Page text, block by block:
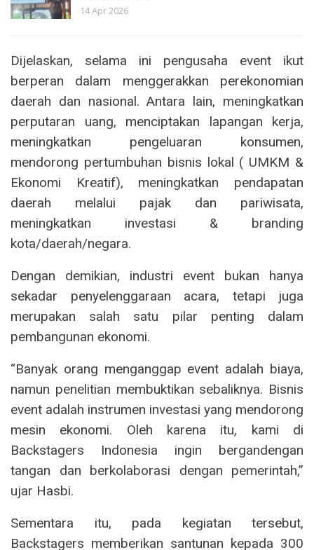
14 Apr 2026
Dijelaskan, selama ini pengusaha event ikut
berperan dalam menggerakkan perekonomian
daerah dan nasional. Antara lain, meningkatkan
perputaran uang, menciptakan lapangan kerja,
meningkatkan pengeluaran konsumen,
mendorong pertumbuhan bisnis lokal ( UMKM &
Ekonomi Kreatif), meningkatkan pendapatan
daerah melalui pajak dan pariwisata,
meningkatkan investasi & branding
kota/daerah/negara.
Dengan demikian, industri event bukan hanya
sekadar penyelenggaraan acara, tetapi juga
merupakan salah satu pilar penting dalam
pembangunan ekonomi.
“Banyak orang menganggap event adalah biaya,
namun penelitian membuktikan sebaliknya. Bisnis
event adalah instrumen investasi yang mendorong
mesin ekonomi. Oleh karena itu, kami di
Backstagers Indonesia ingin bergandengan
tangan dan berkolaborasi dengan pemerintah,”
ujar Hasbi.
Sementara itu, pada kegiatan tersebut,
Backstagers memberikan santunan kepada 300